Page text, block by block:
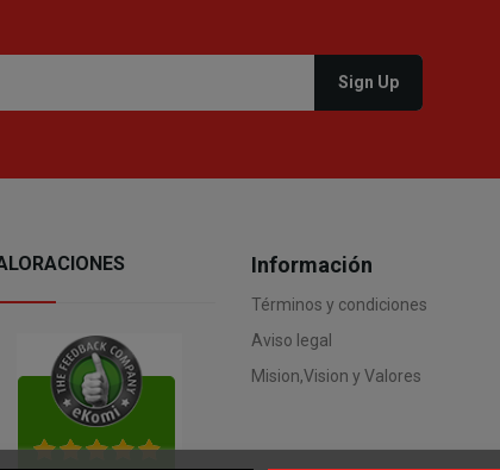
Información
Términos y condiciones
Aviso legal
Mision,Vision y Valores